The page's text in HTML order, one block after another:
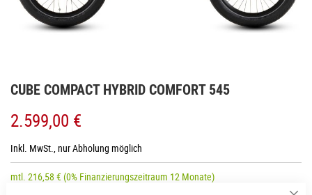
Anfang
Bildgalerie
CUBE COMPACT HYBRID COMFORT 545
2.599,00 €
Inkl. MwSt., nur Abholung möglich
mtl. 216,58 €(0% Finanzierungszeitraum 12 Monate)